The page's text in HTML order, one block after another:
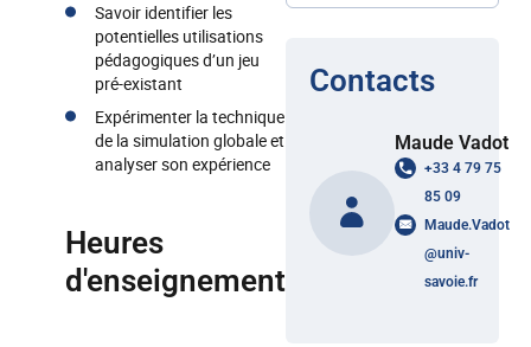
Savoir identifier les
potentielles utilisations
pédagogiques d’un jeu
pré-existant
Expérimenter la technique
de la simulation globale et
analyser son expérience
Heures
d'enseignement
Contacts
Maude Vadot
+33 4 79 75
85 09
Maude.Vadot
@univ-
savoie.fr